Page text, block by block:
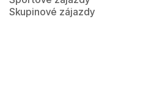
Skupinové zájazdy